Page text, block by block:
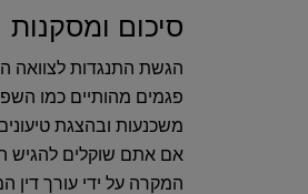
סיכום ומסקנות
הגשת התנגדות לצוואה
פגמים מהותיים כמו
משכנעות ובהצגת
אם אתם שוקלים להגיש
המקרה על ידי עורך דין